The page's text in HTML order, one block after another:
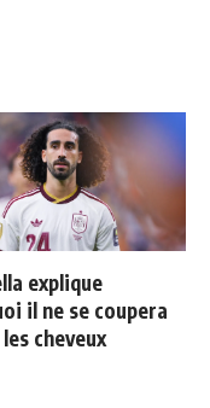
explique
il ne se coupera
cheveux